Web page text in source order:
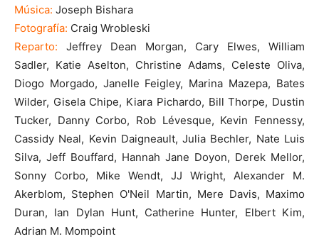
Música: Joseph Bishara
Fotografía: Craig Wrobleski
Reparto: Jeffrey Dean Morgan, Cary Elwes, William
Sadler, Katie Aselton, Christine Adams, Celeste Oliva,
Diogo Morgado, Janelle Feigley, Marina Mazepa, Bates
Wilder, Gisela Chipe, Kiara Pichardo, Bill Thorpe, Dustin
Tucker, Danny Corbo, Rob Lévesque, Kevin Fennessy,
Cassidy Neal, Kevin Daigneault, Julia Bechler, Nate Luis
Silva, Jeff Bouffard, Hannah Jane Doyon, Derek Mellor,
Sonny Corbo, Mike Wendt, JJ Wright, Alexander M.
Akerblom, Stephen O'Neil Martin, Mere Davis, Maximo
Duran, Ian Dylan Hunt, Catherine Hunter, Elbert Kim,
Adrian M. Mompoint